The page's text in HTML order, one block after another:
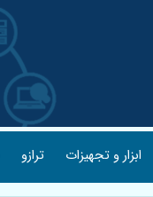
ابزار و تجهیزات ترازو